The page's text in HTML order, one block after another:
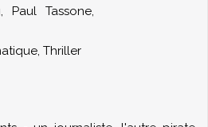
, Paul Tassone,
Thriller